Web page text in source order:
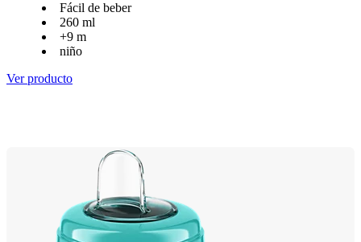
Fácil de beber
260 ml
+9 m
niño
Ver producto